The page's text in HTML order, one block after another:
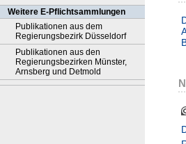
Weitere E-Pflichtsammlungen
Publikationen aus dem
Regierungsbezirk Düsseldorf
Publikationen aus den
Regierungsbezirken Münster,
Arnsberg und Detmold